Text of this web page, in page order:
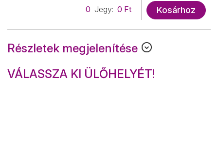
Kosárhoz
0 Jegy: 0 Ft
Részletek megjelenítése
VÁLASSZA KI ÜLŐHELYÉT!